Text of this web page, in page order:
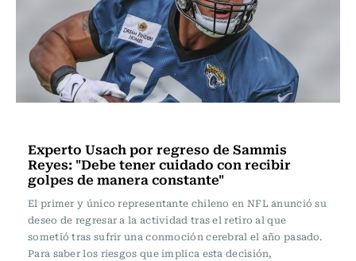
Experto Usach por regreso de Sammis
Reyes: "Debe tener cuidado con recibir
golpes de manera constante"
El primer y único representante chileno en NFL anunció su
deseo de regresar a la actividad tras el retiro al que
sometió tras sufrir una conmoción cerebral el año pasado.
Para saber los riesgos que implica esta decisión,